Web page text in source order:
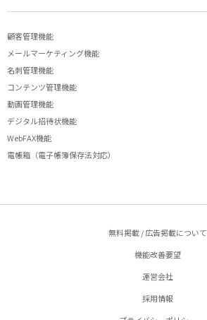
顧客管理機能
メールマーケティング機能
名刺管理機能
コンテンツ管理機能
動画管理機能
デジタル招待状機能
WebFAX機能
電帳箱（電子帳簿保存法対応）
無料掲載 / 広告掲載について
機能改善要望
運営会社
採用情報